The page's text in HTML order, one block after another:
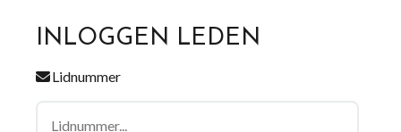
INLOGGEN LEDEN
Lidnummer